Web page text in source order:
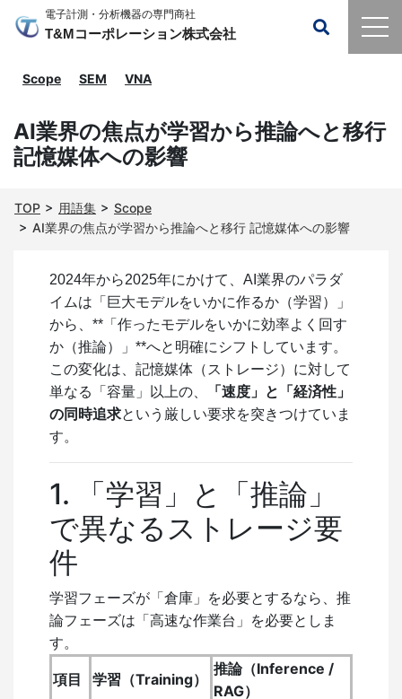
電子計測・分析機器の専門商社
T&Mコーポレーション株式会社
Scope SEM VNA
AI業界の焦点が学習から推論へと移行
記憶媒体への影響
TOP 用語集
Scope
AI業界の焦点が学習から推論へと移行 記憶媒体への影響
2024年から2025年にかけて、AI業界のパラダ
イムは「巨大モデルをいかに作るか（学習）」
から、**「作ったモデルをいかに効率よく回す
か（推論）」**へと明確にシフトしています。
この変化は、記憶媒体（ストレージ）に対して
単なる「容量」以上の、
「速度」と「経済性」
の同時追求という厳しい要求を突きつけていま
す。
1. 「学習」と「推論」
で異なるストレージ要
件
学習フェーズが「倉庫」を必要とするなら、推
論フェーズは「高速な作業台」を必要としま
す。
項目 学習（Training）
推論（Inference /
RAG）